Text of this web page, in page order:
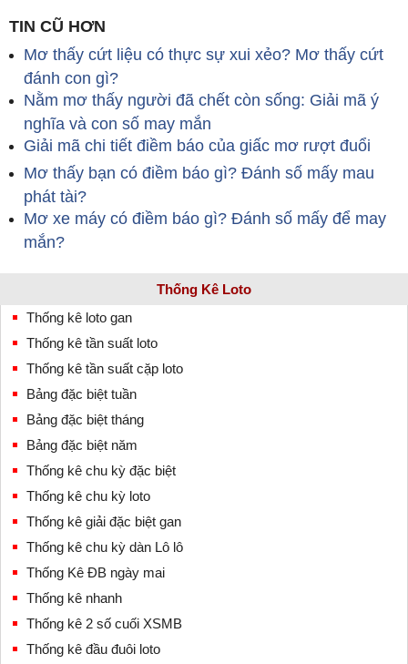
TIN CŨ HƠN
Mơ thấy cứt liệu có thực sự xui xẻo? Mơ thấy cứt
đánh con gì?
Nằm mơ thấy người đã chết còn sống: Giải mã ý
nghĩa và con số may mắn
Giải mã chi tiết điềm báo của giấc mơ rượt đuổi
Mơ thấy bạn có điềm báo gì? Đánh số mấy mau
phát tài?
Mơ xe máy có điềm báo gì? Đánh số mấy để may
mắn?
Thống Kê Loto
Thống kê loto gan
Thống kê tần suất loto
Thống kê tần suất cặp loto
Bảng đặc biệt tuần
Bảng đặc biệt tháng
Bảng đặc biệt năm
Thống kê chu kỳ đặc biệt
Thống kê chu kỳ loto
Thống kê giải đặc biệt gan
Thống kê chu kỳ dàn Lô lô
Thống Kê ĐB ngày mai
Thống kê nhanh
Thống kê 2 số cuối XSMB
Thống kê đầu đuôi loto